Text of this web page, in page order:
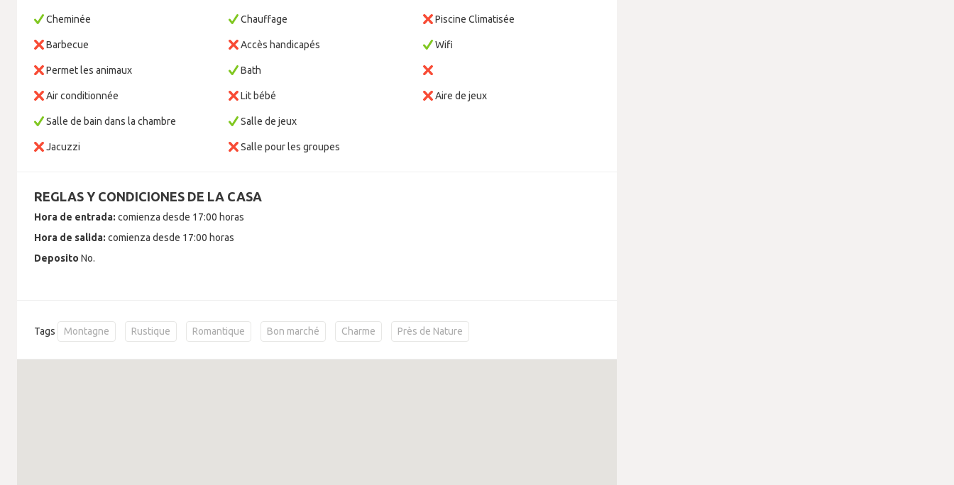
Cheminée
Barbecue
Permet les animaux
Air conditionnée
Salle de bain dans la chambre
Jacuzzi
Chauffage
Accès handicapés
Bath
Lit bébé
Salle de jeux
Salle pour les groupes
Piscine Climatisée
Wifi
Aire de jeux
REGLAS Y CONDICIONES DE LA CASA
Hora de entrada: comienza desde 17:00 horas
Hora de salida: comienza desde 17:00 horas
Deposito No.
Tags Montagne Rustique Romantique Bon marché Charme Près de Nature